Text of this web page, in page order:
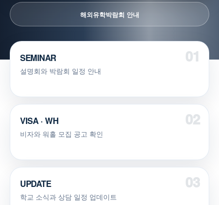
해외유학박람회 안내
SEMINAR
설명회와 박람회 일정 안내
VISA · WH
비자와 워홀 모집 공고 확인
UPDATE
학교 소식과 상담 일정 업데이트